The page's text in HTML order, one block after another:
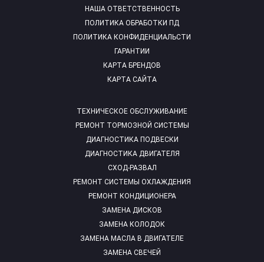
ТЕХНИЧЕСКОЕ ОБСЛУЖИВАНИЕ
РЕМОНТ ТОРМОЗНОЙ СИСТЕМЫ
ДИАГНОСТИКА ПОДВЕСКИ
ДИАГНОСТИКА ДВИГАТЕЛЯ
СХОД-РАЗВАЛ
РЕМОНТ СИСТЕМЫ ОХЛАЖДЕНИЯ
РЕМОНТ КОНДИЦИОНЕРА
ЗАМЕНА ДИСКОВ
ЗАМЕНА КОЛОДОК
ЗАМЕНА МАСЛА В ДВИГАТЕЛЕ
ЗАМЕНА СВЕЧЕЙ
НАША ОТВЕТСТВЕННОСТЬ
ПОЛИТИКА ОБРАБОТКИ ПД
ПОЛИТИКА КОНФИДЕНЦИАЛЬСТИ
ГАРАНТИИ
КАРТА БРЕНДОВ
КАРТА САЙТА